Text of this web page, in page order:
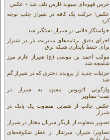
خرس قهوه‌ای سیوند فارس تلف شد + عکس
عکس/ حرکت یک کافه در شیراز جلب توجه
کرد
خواستگار قلابی در شیراز دستگیر شد
اجرای دقیق برنامه‌های مدیریت بار در شیراز
برای حفظ پایداری شبکه برق
موکب احمد بن موسی (ع) شیراز عازم مرز
شلمچه شد
جزئیات جدید از پرونده دختری که در شیراز گم
شد
واژگونی اتوبوس مشهد به شیراز در
تفت+تصاویر
عکس جالب از شمایل متفاوت یک بانک در
شیراز
تصویر متفاوت از بازیگر سریال مختار در شیراز
تصاویر/ شیراز، سرشار از عطر شکوفه‌های
بهار نارنج